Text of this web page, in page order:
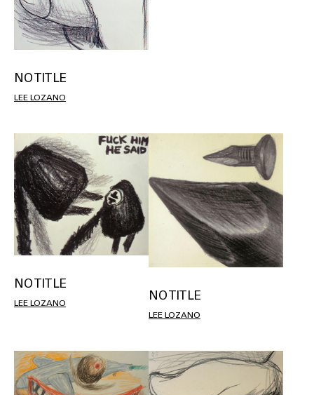
NO TITLE
LEE LOZANO
NO TITLE
LEE LOZANO
NO TITLE
LEE LOZANO